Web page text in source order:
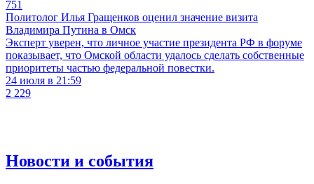
751
Политолог Илья Гращенков оценил значение визита
Владимира Путина в Омск
Эксперт уверен, что личное участие президента РФ в форуме
показывает, что Омской области удалось сделать собственные
приоритеты частью федеральной повестки.
24 июля в 21:59
2 229
Новости и события